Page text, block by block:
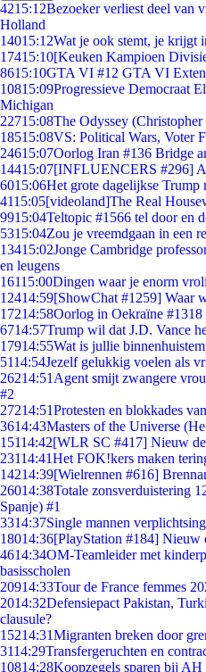
4215:12Bezoeker verliest deel van
Holland
14015:12Wat je ook stemt, je krijgt
17415:10[Keuken Kampioen
8615:10GTA VI #12 GTA VI
10815:09Progressieve Democraat
Michigan
22715:08The Odyssey
18515:08VS: Political Wars, Voter
24615:07Oorlog Iran #136 Bridge
14415:07[INFLUENCERS #296]
6015:06Het grote dagelijkse Trump
4115:05[videoland]The Real
9915:04Teltopic #1566 tel door en
5315:04Zou je vreemdgaan in een
13415:02Jonge Cambridge
en leugens
16115:00Dingen waar je enorm
12414:59[ShowChat #1259] Waar
17214:58Oorlog in Oekraïne
6714:57Trump wil dat J.D. Vance
17914:55Wat is jullie
5114:54Jezelf gelukkig voelen als
26214:51 Agent smijt zwangere
#2
27214:51Protesten en blokkades
3614:43Masters of the Universe
15114:42[WLR SC #417] Nieuw
23114:41Het FOK!kers maken
14214:39[Wielrennen #616]
26014:38Totale zonsverduistering
Spanje) #1
3314:37Single mannen
18014:36[PlayStation #184] Nieuw
4614:34OM-Teamleider met
basisscholen
20914:33Tour de France femmes
2014:32Defensiepact Pakistan,
clausule?
15214:31Migranten breken door
3114:29Transfergeruchten en
10814:28Koopzegels sparen bij